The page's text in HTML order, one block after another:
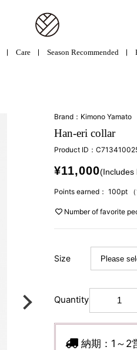
Care Season Recommended
Brand：Kimono Yamato
Han-eri collar
Product ID：
¥11,000(Includes
Points earned： 100pt
Number of favorite
Size
Quantity
納期： 1～2